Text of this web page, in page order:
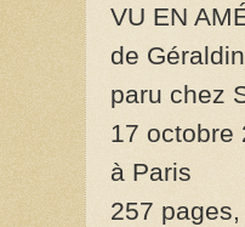
VU EN
de
paru chez
17 octobre
à Paris
257 pages,